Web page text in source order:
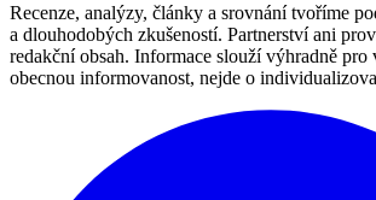
Recenze, analýzy, články a srovnání tvoříme
a dlouhodobých zkušeností. Partnerství ani
redakční obsah. Informace slouží výhradně pro
obecnou informovanost, nejde o